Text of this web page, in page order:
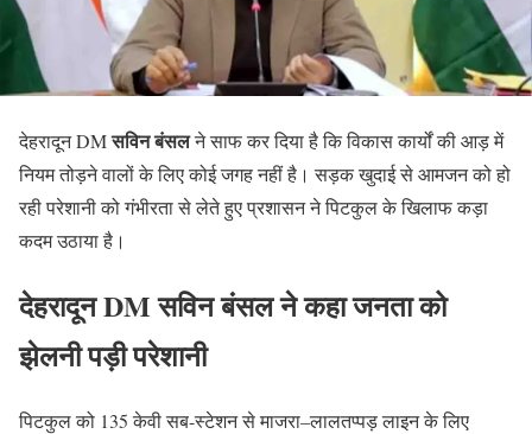
देहरादून DMसविन बंसलने साफ कर दिया है कि विकास कार्यों की आड़ में
नियम तोड़ने वालों के लिए कोई जगह नहीं है। सड़क खुदाई से आमजन को हो
रही परेशानी को गंभीरता से लेते हुए प्रशासन ने पिटकुल के खिलाफ कड़ा
कदम उठाया है।
देहरादून DMसविन बंसलने कहा जनता को
झेलनी पड़ी परेशानी
पिटकुल को 135 केवी सब-स्टेशन से माजरा–लालतप्पड़ लाइन के लिए